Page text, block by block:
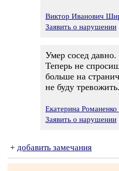
Виктор Иванович
Заявить о нарушении
Умер сосед
Теперь не
больше на
не буду
Екатерина Романенко
Заявить о нарушении
+ добавить замечания